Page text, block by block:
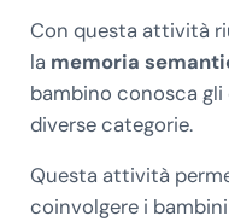
Con questa attività
la memoria
bambino conosca
diverse categorie.
Questa attività
coinvolgere i